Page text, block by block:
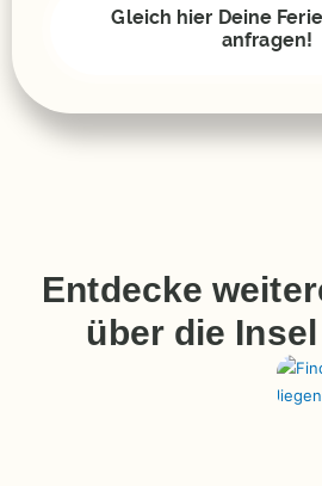
Gleich hier Deine
anfragen!
Entdecke
über die